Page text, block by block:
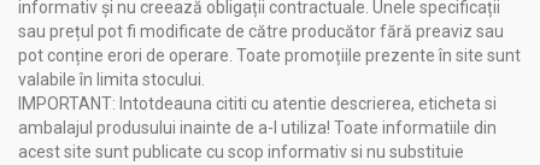
informativ și nu creează obligații contractuale. Unele specificații
sau prețul pot fi modificate de către producător fără preaviz sau
pot conține erori de operare. Toate promoțiile prezente în site sunt
valabile în limita stocului.
IMPORTANT: Intotdeauna cititi cu atentie descrierea, eticheta si
ambalajul produsului inainte de a-l utiliza! Toate informatiile din
acest site sunt publicate cu scop informativ si nu substituie